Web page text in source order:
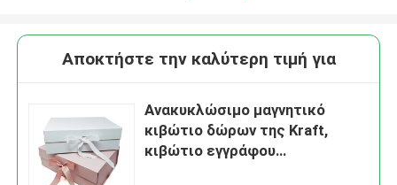
Αποκτήστε την καλύτερη τιμή για
Ανακυκλώσιμο μαγνητικό
κιβώτιο δώρων της Kraft,
κιβώτιο εγγράφου